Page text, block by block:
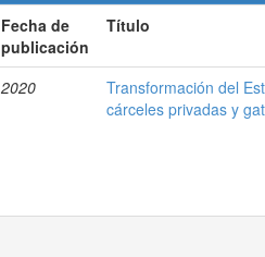
Fecha de
publicación
Título
2020
Transformación del
cárceles privadas y